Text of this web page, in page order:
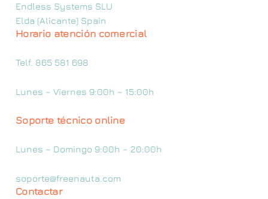
Endless Systems SLU
Elda (Alicante) Spain
Horario atención comercial
Telf. 865 581 698
Lunes – Viernes 9:00h – 15:00h
Soporte técnico online
Lunes – Domingo 9:00h – 20:00h
soporte@freenauta.com
Contactar